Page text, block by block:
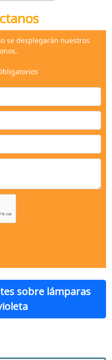
se desplegarán nuestros
sobre lámparas